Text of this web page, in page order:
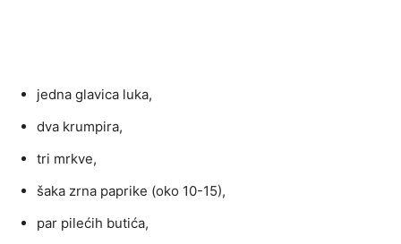
jedna glavica luka,
dva krumpira,
tri mrkve,
šaka zrna paprike (oko 10-15),
par pilećih butića,